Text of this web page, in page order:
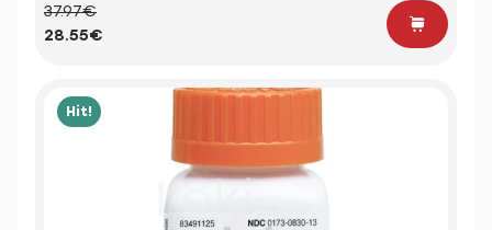
37.97€
28.55€
Hit!